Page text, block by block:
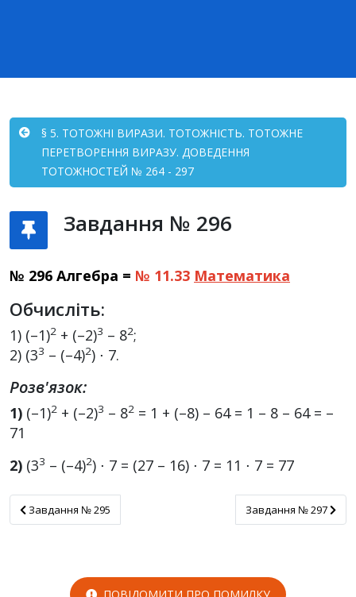
§ 5. ТОТОЖНІ ВИРАЗИ. ТОТОЖНІСТЬ. ТОТОЖНЕ
ПЕРЕТВОРЕННЯ ВИРАЗУ. ДОВЕДЕННЯ
ТОТОЖНОСТЕЙ № 264 - 297
Завдання № 296
№ 296 Алгебра = № 11.33 Математика
Обчисліть:
1) (–1)2 + (–2)3 – 82;
2) (33 – (–4)2) ⋅ 7.
Розв'язок:
1) (–1)2 + (–2)3 – 82 = 1 + (–8) – 64 = 1 – 8 – 64 = –
71
2) (33 – (–4)2) ⋅ 7 = (27 – 16) ⋅ 7 = 11 ⋅ 7 = 77
Завдання № 295
Завдання № 295 Завдання № 297
Завдання № 297